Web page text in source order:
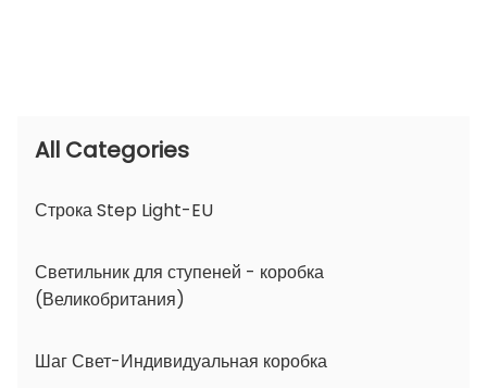
All Categories
Строка Step Light-EU
Светильник для ступеней - коробка
(Великобритания)
Шаг Свет-Индивидуальная коробка